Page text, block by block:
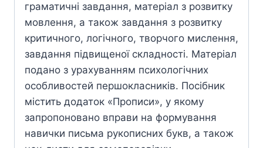
граматичні завдання, матеріал з розвитку
мовлення, а також завдання з розвитку
критичного, логічного, творчого мислення,
завдання підвищеної складності. Матеріал
подано з урахуванням психологічних
особливостей першокласників. Посібник
містить додаток «Прописи», у якому
запропоновано вправи на формування
навички письма рукописних букв, а також